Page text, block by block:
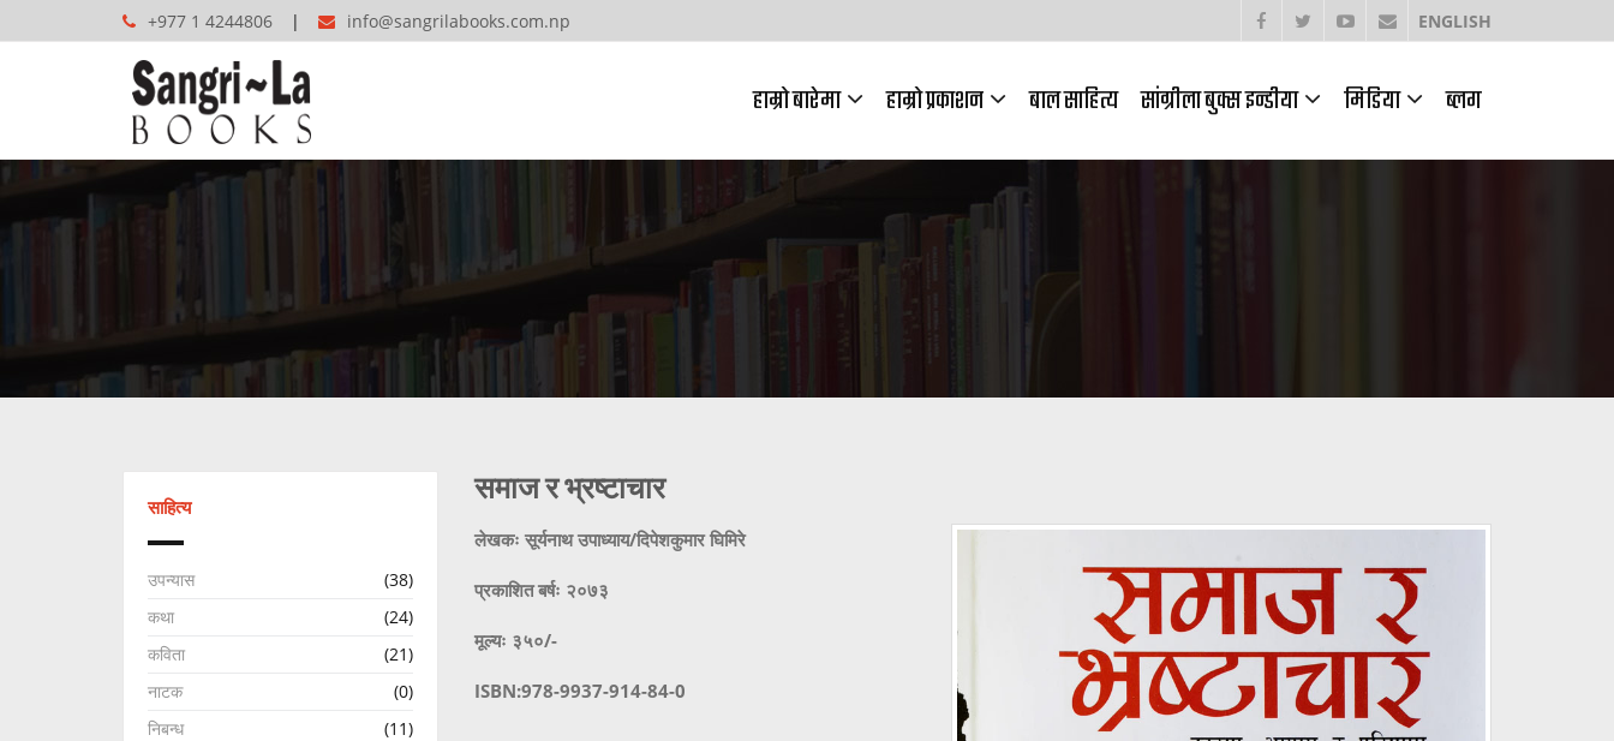
+977 1 4244806 info@sangrilabooks.com.np ENGLISH
हाम्रो बारेमा हाम्रो प्रकाशन बाल साहित्य सांग्रीला बुक्स इन्डीया मिडिया ब्लग
साहित्य
उपन्यास
(38)
कथा
(24)
कविता
(21)
नाटक
(0)
निबन्ध
(11)
समाज र भ्रष्टाचार
लेखकः सूर्यनाथ उपाध्याय/दिपेशकुमार घिमिरे
प्रकाशित बर्षः २०७३
मूल्यः ३५०/-
ISBN:978-9937-914-84-0